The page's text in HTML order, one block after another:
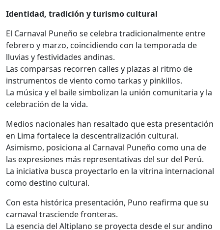
Identidad, tradición y turismo cultural
El Carnaval Puneño se celebra tradicionalmente entre
febrero y marzo, coincidiendo con la temporada de
lluvias y festividades andinas.
Las comparsas recorren calles y plazas al ritmo de
instrumentos de viento como tarkas y pinkillos.
La música y el baile simbolizan la unión comunitaria y la
celebración de la vida.
Medios nacionales han resaltado que esta presentación
en Lima fortalece la descentralización cultural.
Asimismo, posiciona al Carnaval Puneño como una de
las expresiones más representativas del sur del Perú.
La iniciativa busca proyectarlo en la vitrina internacional
como destino cultural.
Con esta histórica presentación, Puno reafirma que su
carnaval trasciende fronteras.
La esencia del Altiplano se proyecta desde el sur andino